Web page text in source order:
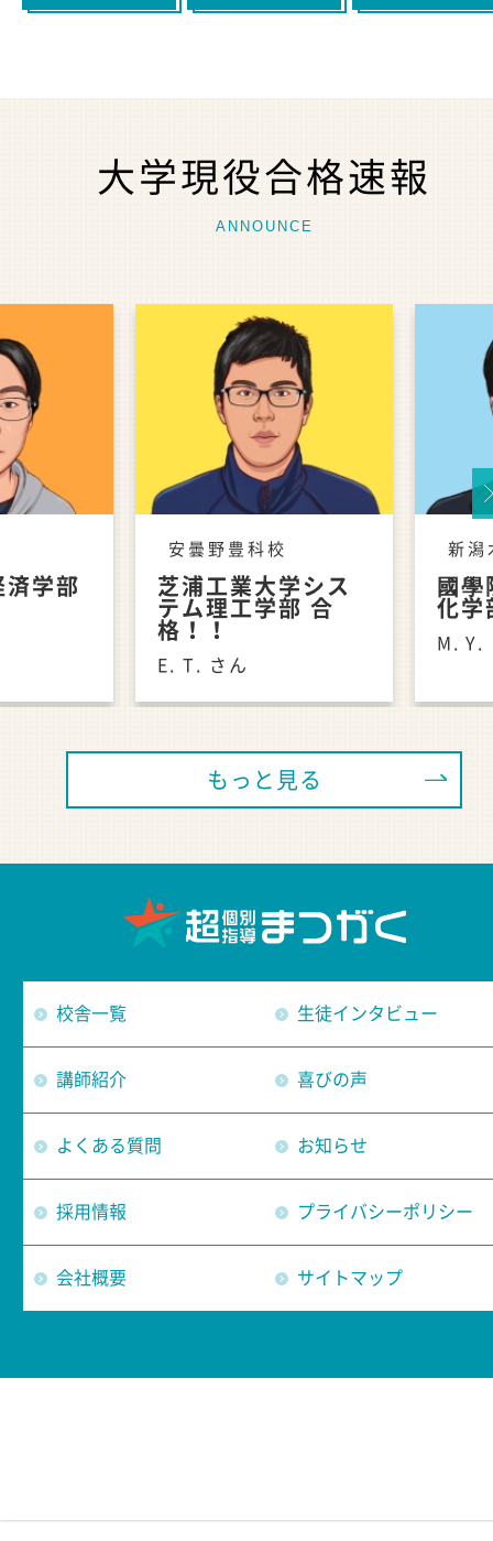
大学現役合格速報
ANNOUNCE
済学部
安曇野豊科校
芝浦工業大学シス
テム理工学部 合
格！！
E. T. さん
新潟
國學
化学
M. Y.
もっと見る
校舎一覧 生徒インタビュー
講師紹介 喜びの声
よくある質問 お知らせ
採用情報 プライバシーポリシー
会社概要 サイトマップ